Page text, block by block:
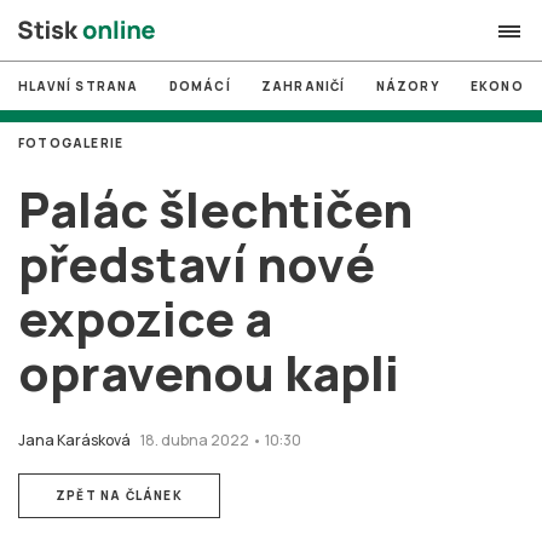
search
# MUNI
# Brno
# volby
login PŘIHLÁSIT SE
Zapomněli jste heslo?
Založit nový účet
HLAVNÍ STRANA DOMÁCÍ ZAHRANIČÍ NÁZORY
Palác šlechtičen
představí nové
expozice a
opravenou kapli
Jana Karásková 18. dubna 2022 • 10:30
FOTOGALERIE
ZPĚT NA ČLÁNEK